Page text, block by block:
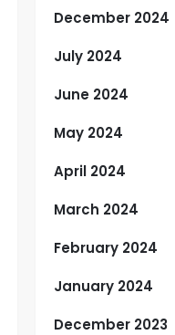
December 2024
July 2024
June 2024
May 2024
April 2024
March 2024
February 2024
January 2024
December 2023